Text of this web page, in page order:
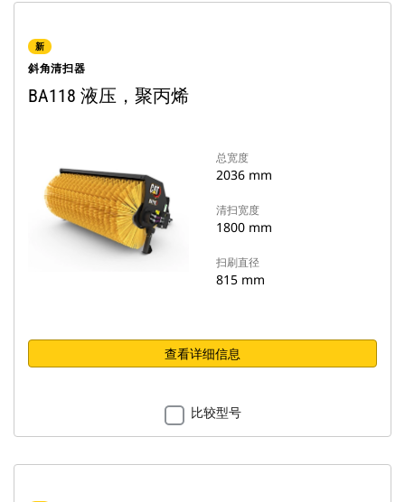
新
斜角清扫器
BA118 液压，聚丙烯
总宽度
2036 mm
清扫宽度
1800 mm
扫刷直径
815 mm
查看详细信息
比较型号